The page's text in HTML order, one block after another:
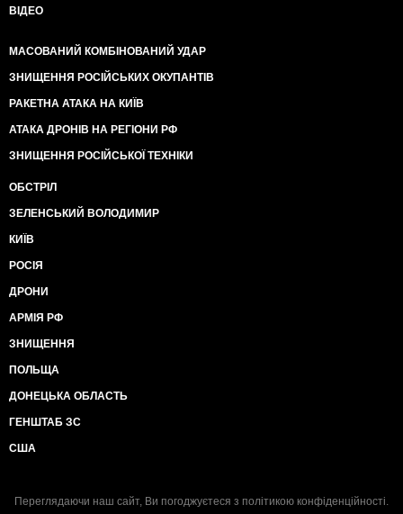
ВІДЕО
МАСОВАНИЙ КОМБІНОВАНИЙ УДАР
ЗНИЩЕННЯ РОСІЙСЬКИХ ОКУПАНТІВ
РАКЕТНА АТАКА НА КИЇВ
АТАКА ДРОНІВ НА РЕГІОНИ РФ
ЗНИЩЕННЯ РОСІЙСЬКОЇ ТЕХНІКИ
ОБСТРІЛ
ЗЕЛЕНСЬКИЙ ВОЛОДИМИР
КИЇВ
РОСІЯ
ДРОНИ
АРМІЯ РФ
ЗНИЩЕННЯ
ПОЛЬЩА
ДОНЕЦЬКА ОБЛАСТЬ
ГЕНШТАБ ЗС
США
Переглядаючи наш сайт, Ви погоджуєтеся з політикою конфіденційності.